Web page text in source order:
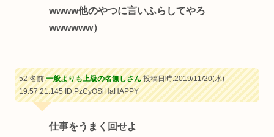
wwww他のやつに言いふらしてやろ
wwwwww）
52 名前:一般よりも上級の名無しさん投稿日時:2019/11/20(水)
19:57:21.145ID:PzCyOSiHaHAPPY
仕事をうまく回せよ